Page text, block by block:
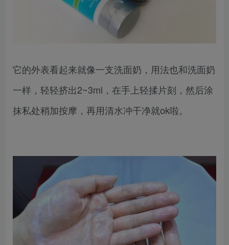
它的外表看起来就像一支洗面奶，用法也和洗面奶
一样，轻轻挤出2~3ml，在手上轻揉片刻，然后涂
抹私处稍加按摩，再用清水冲干净就ok啦。